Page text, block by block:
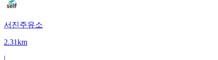
서진주유소
2.31km